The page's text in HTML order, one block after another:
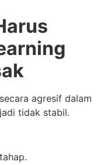
agresif dalam
tidak stabil.